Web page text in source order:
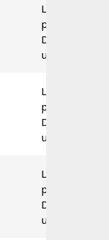
Lançamento
procedente.
Decisão
unânime.
Lançamento
procedente.
Decisão
unânime.
Lançamento
procedente.
Decisão
unânime.